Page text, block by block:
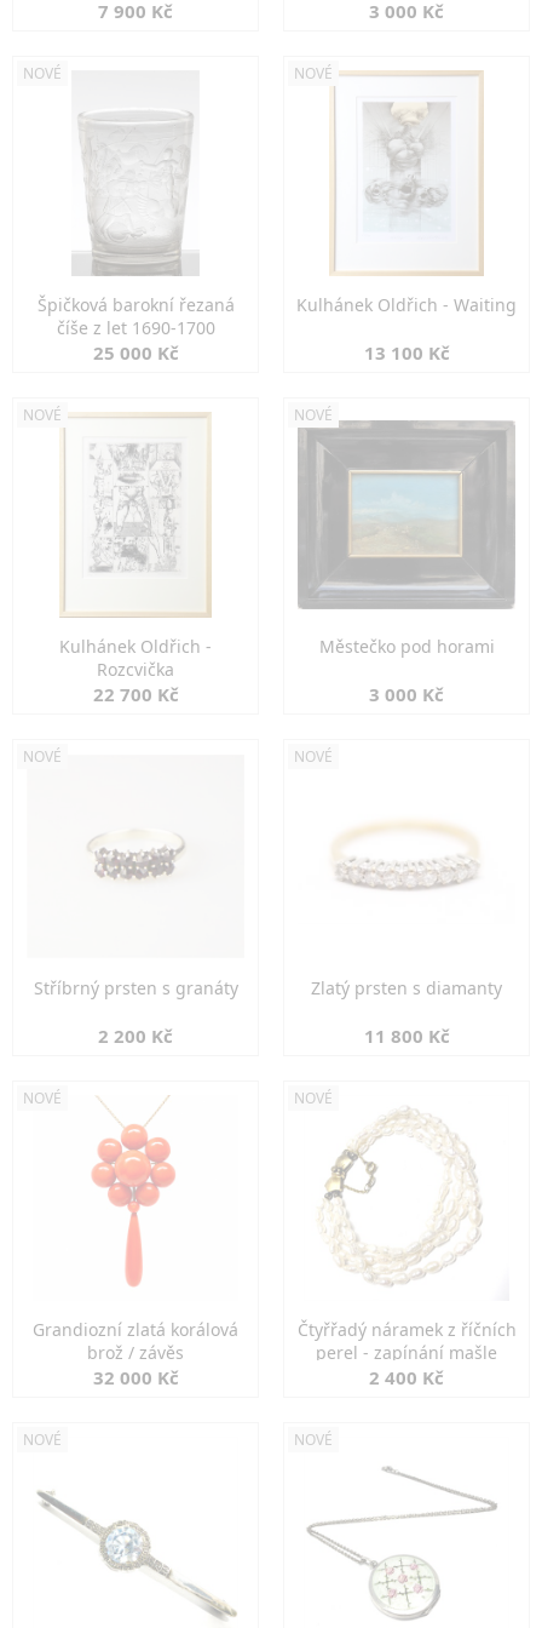
7 900 Kč 3 000 Kč
NOVÉ
Špičková barokní řezaná
číše z let 1690-1700
25 000 Kč
NOVÉ
Kulhánek Oldřich - Waiting
13 100 Kč
NOVÉ
Kulhánek Oldřich -
Rozcvička
22 700 Kč
NOVÉ
Městečko pod horami
3 000 Kč
NOVÉ
Stříbrný prsten s granáty
2 200 Kč
NOVÉ
Zlatý prsten s diamanty
11 800 Kč
NOVÉ
Grandiozní zlatá korálová
brož / závěs
32 000 Kč
NOVÉ
Čtyřřadý náramek z říčních
perel - zapínání mašle
2 400 Kč
NOVÉ NOVÉ